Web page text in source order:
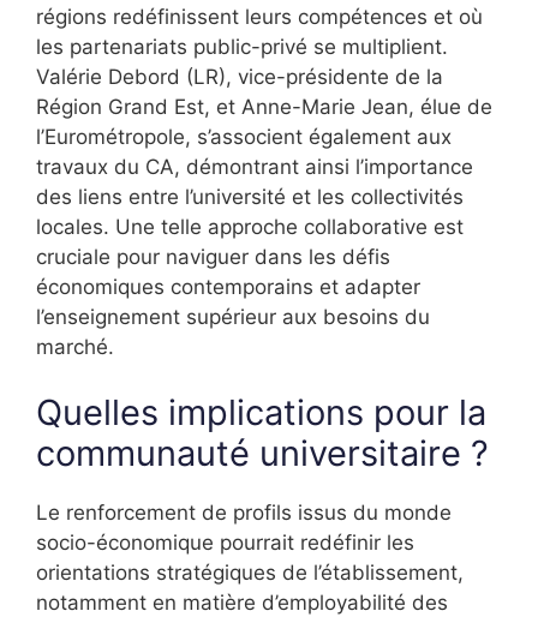
régions redéfinissent leurs compétences et où
les partenariats public-privé se multiplient.
Valérie Debord (LR), vice-présidente de la
Région Grand Est, et Anne-Marie Jean, élue de
l’Eurométropole, s’associent également aux
travaux du CA, démontrant ainsi l’importance
des liens entre l’université et les collectivités
locales. Une telle approche collaborative est
cruciale pour naviguer dans les défis
économiques contemporains et adapter
l’enseignement supérieur aux besoins du
marché.
Quelles implications pour la
communauté universitaire ?
Le renforcement de profils issus du monde
socio-économique pourrait redéfinir les
orientations stratégiques de l’établissement,
notamment en matière d’employabilité des